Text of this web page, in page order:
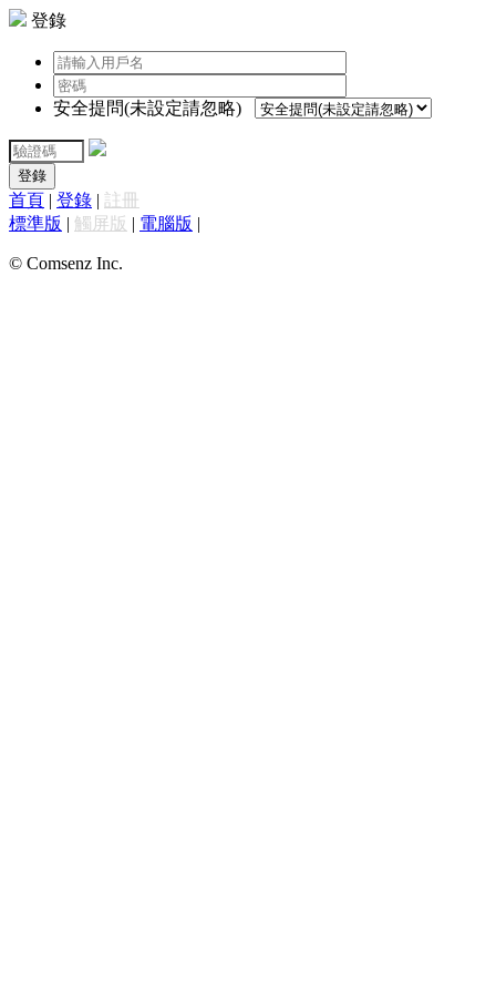
登錄
安全提問(未設定請忽略)
登錄
首頁 | 登錄 | 註冊
標準版 | 觸屏版 | 電腦版 |
© Comsenz Inc.